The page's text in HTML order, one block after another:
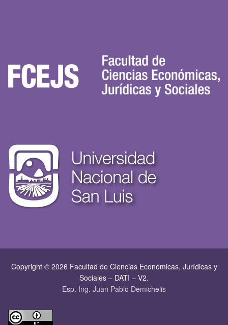
Copyright © 2026 Facultad de Ciencias Económicas, Jurí­dicas y
Sociales – DATI – V2.
Esp. Ing. Juan Pablo Demichelis